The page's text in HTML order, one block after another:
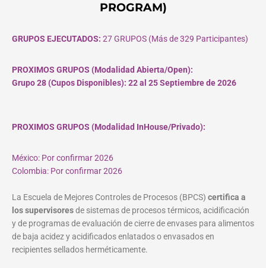
PROGRAM)
GRUPOS EJECUTADOS: 27 GRUPOS (Más de 329 Participantes)
PROXIMOS GRUPOS (Modalidad Abierta/Open):
Grupo 28 (Cupos Disponibles): 22 al 25 Septiembre de 2026
PROXIMOS GRUPOS (Modalidad InHouse/Privado):
México: Por confirmar 2026
Colombia: Por confirmar 2026
La Escuela de Mejores Controles de Procesos (BPCS) certifica a
los supervisoresde sistemas de procesos térmicos, acidificación
y de programas de evaluación de cierre de envases para alimentos
de baja acidez y acidificados enlatados o envasados en
recipientes sellados herméticamente.